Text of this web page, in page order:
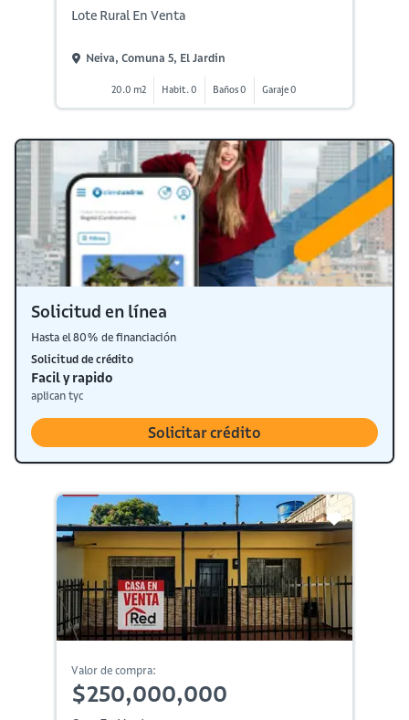
Lote Rural En Venta
Neiva, Comuna 5, El Jardin
20.0 m2 Habit. 0 Baños 0 Garaje 0
Solicitud en línea
Hasta el 80% de financiación
Solicitud de crédito
Facil y rapido
aplican tyc
Solicitar crédito
Valor de compra:
$250,000,000